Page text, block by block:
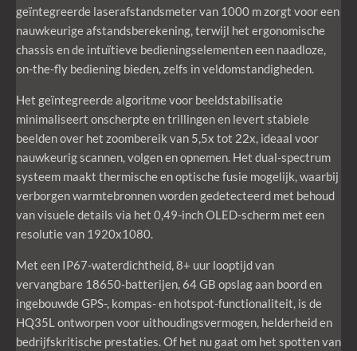
geïntegreerde laserafstandsmeter van 1000 m zorgt voor een
nauwkeurige afstandsberekening, terwijl het ergonomische
chassis en de intuïtieve bedieningselementen een naadloze,
on-the-fly bediening bieden, zelfs in veldomstandigheden.
Het geïntegreerde algoritme voor beeldstabilisatie
minimaliseert onscherpte en trillingen en levert stabiele
beelden over het zoombereik van 5,5x tot 22x, ideaal voor
nauwkeurig scannen, volgen en opnemen. Het dual-spectrum
systeem maakt thermische en optische fusie mogelijk, waarbij
verborgen warmtebronnen worden gedetecteerd met behoud
van visuele details via het 0,49-inch OLED-scherm met een
resolutie van 1920x1080.
Met een IP67-waterdichtheid, 8+ uur looptijd van
vervangbare 18650-batterijen, 64 GB opslag aan boord en
ingebouwde GPS-, kompas- en hotspot-functionaliteit, is de
HQ35L ontworpen voor uithoudingsvermogen, helderheid en
bedrijfskritische prestaties. Of het nu gaat om het spotten van